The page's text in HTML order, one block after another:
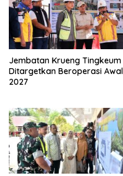
Jembatan Krueng Tingkeum
Ditargetkan Beroperasi Awal
2027